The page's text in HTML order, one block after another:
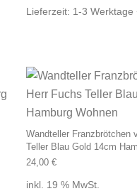
Lieferzeit: 1-3 Werktage
Wandteller Franzbrötchen
Teller Blau Gold 14cm
24,00 €
inkl. 19 % MwSt.